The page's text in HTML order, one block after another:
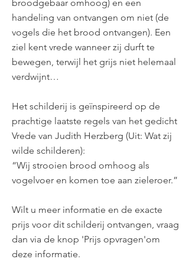
broodgebaar omhoog) en een
handeling van ontvangen om niet (de
vogels die het brood ontvangen). Een
ziel kent vrede wanneer zij durft te
bewegen, terwijl het grijs niet helemaal
verdwijnt…
Het schilderij is geïnspireerd op de
prachtige laatste regels van het gedicht
Vrede van Judith Herzberg (Uit: Wat zij
wilde schilderen):
“Wij strooien brood omhoog als
vogelvoer en komen toe aan zieleroer.”
Wilt u meer informatie en de exacte
prijs voor dit schilderij ontvangen, vraag
dan via de knop 'Prijs opvragen'om
deze informatie.